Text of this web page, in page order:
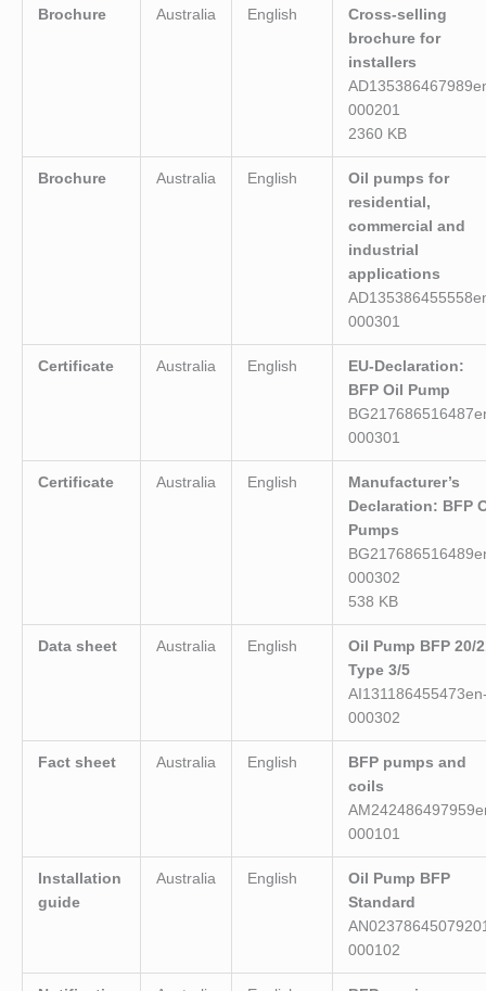
Brochure Australia English
Cross-selling
brochure for
installers
000201
2360 KB
Brochure Australia English
Oil pumps for
residential,
commercial and
industrial
applications
000301
Certificate Australia English
EU-Declaration:
BFP Oil Pump
000301
Certificate Australia English
Manufacturer’s
Declaration: BFP
Pumps
000302
538 KB
Data sheet Australia English
Oil Pump BFP 20/
Type 3/5
000302
Fact sheet Australia English
BFP pumps and
coils
000101
Installation
guide
Australia English
Oil Pump BFP
Standard
000102